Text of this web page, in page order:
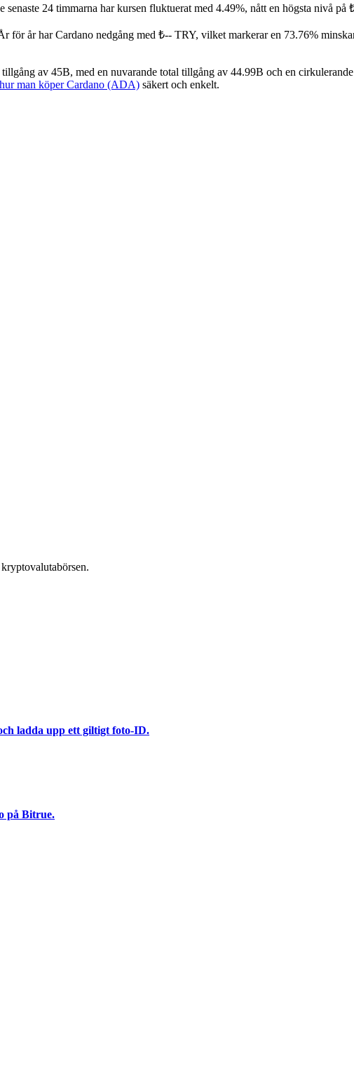
senaste 24 timmarna har kursen fluktuerat med 4.49%, nått en högsta nivå
för år har Cardano nedgång med ₺-- TRY, vilket markerar en 73.76%
av 45B, med en nuvarande total tillgång av 44.99B och en
hur man köper Cardano (ADA) säkert och enkelt.
ladda upp ett giltigt foto-ID.
på Bitrue.